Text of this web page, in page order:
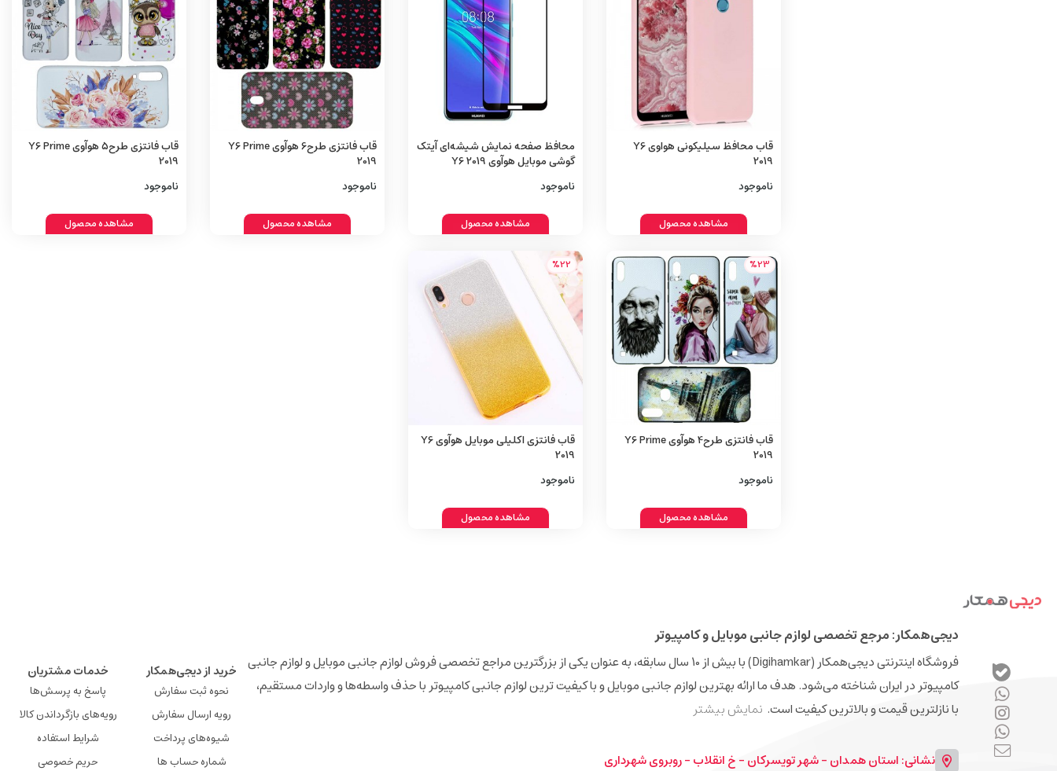
قاب محافظ سیلیکونی هواوی Y6
2019
ناموجود
مشاهده محصول
محافظ صفحه نمایش شیشه‌ای آیتک
گوشی موبایل هوآوی Y6 2019
ناموجود
مشاهده محصول
قاب فانتزی طرح6 هوآوی Y6 Prime
2019
ناموجود
مشاهده محصول
قاب فانتزی طرح5 هوآوی Y6 Prime
2019
ناموجود
مشاهده محصول
%23
قاب فانتزی طرح4 هوآوی Y6 Prime
2019
ناموجود
مشاهده محصول
%22
قاب فانتزی اکلیلی موبایل هوآوی Y6
2019
ناموجود
مشاهده محصول
دیجی‌همکار: مرجع تخصصی لوازم جانبی موبایل و کامپیوتر
فروشگاه اینترنتی دیجی‌همکار (Digihamkar) با بیش از 10 سال سابقه، به عنوان یکی از بزرگترین مراجع تخصصی فروش لوازم جانبی موبایل و لوازم جانبی
کامپیوتر در ایران شناخته می‌شود. هدف ما ارائه بهترین لوازم جانبی موبایل و با کیفیت ترین لوازم جانبی کامپیوتر با حذف واسطه‌ها و واردات مستقیم،
با نازلترین قیمت و بالاترین کیفیت است. نمایش بیشتر
نشانی: استان همدان - شهر تویسرکان - خ انقلاب - روبروی شهرداری
خرید از دیجی‌همکار
نحوه ثبت سفارش
رویه ارسال سفارش
شیوه‌های پرداخت
شماره حساب ها
خدمات مشتریان
پاسخ به پرسش‌ها
رویه‌های بازگرداندن کالا
شرایط استفاده
حریم خصوصی